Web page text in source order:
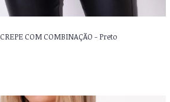
COM COMBINAÇÃO - Preto